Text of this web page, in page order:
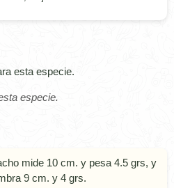
esta especie.
especie.
mide 10 cm. y pesa 4.5 grs, y
9 cm. y 4 grs.